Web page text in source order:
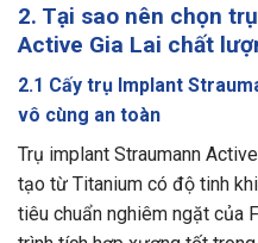
2. Tại sao nên chọn
Active Gia Lai chất
2.1 Cấy trụ Implant
vô cùng an toàn
Trụ implant Straumann
tạo từ Titanium có độ tinh
tiêu chuẩn nghiêm ngặt của